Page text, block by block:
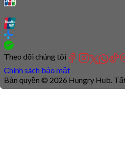
Theo dõi chúng tôi
Chính sách bảo mật
Bản quyền © 2026 Hungry Hub.
Connection